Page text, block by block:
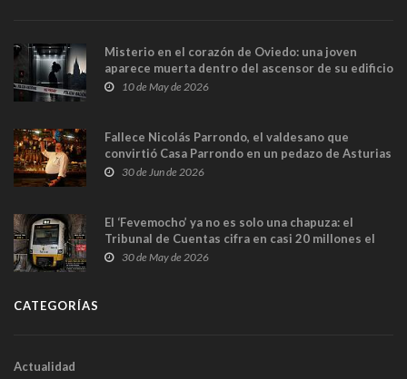
Misterio en el corazón de Oviedo: una joven
aparece muerta dentro del ascensor de su edificio
y las cámaras captan sus últimos minutos
10 de May de 2026
Fallece Nicolás Parrondo, el valdesano que
convirtió Casa Parrondo en un pedazo de Asturias
en Madrid
30 de Jun de 2026
El ‘Fevemocho’ ya no es solo una chapuza: el
Tribunal de Cuentas cifra en casi 20 millones el
sobrecoste de los trenes que no cabían por los
30 de May de 2026
CATEGORÍAS
Actualidad